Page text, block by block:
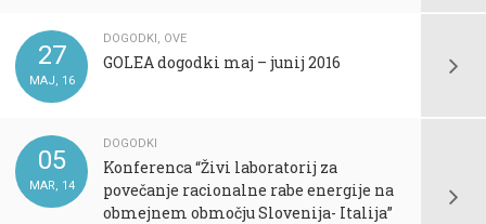
27
MAJ, 16
DOGODKI, OVE
GOLEA dogodki maj – junij 2016
05
MAR, 14
DOGODKI
Konferenca “Živi laboratorij za
povečanje racionalne rabe energije na
obmejnem območju Slovenija- Italija”